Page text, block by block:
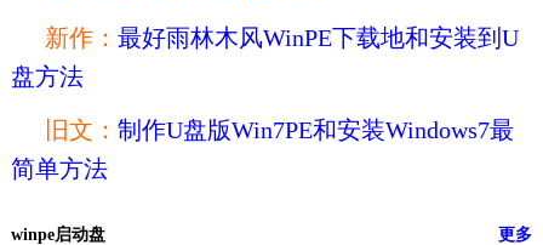
新作： 最好雨林木风WinPE下载地和安装到U
盘方法
旧文： 制作U盘版Win7PE和安装Windows7最
简单方法
winpe启动盘 更多